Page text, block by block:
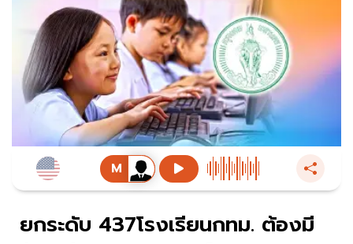
ยกระดับ 437โรงเรียนกทม. ต้องมี